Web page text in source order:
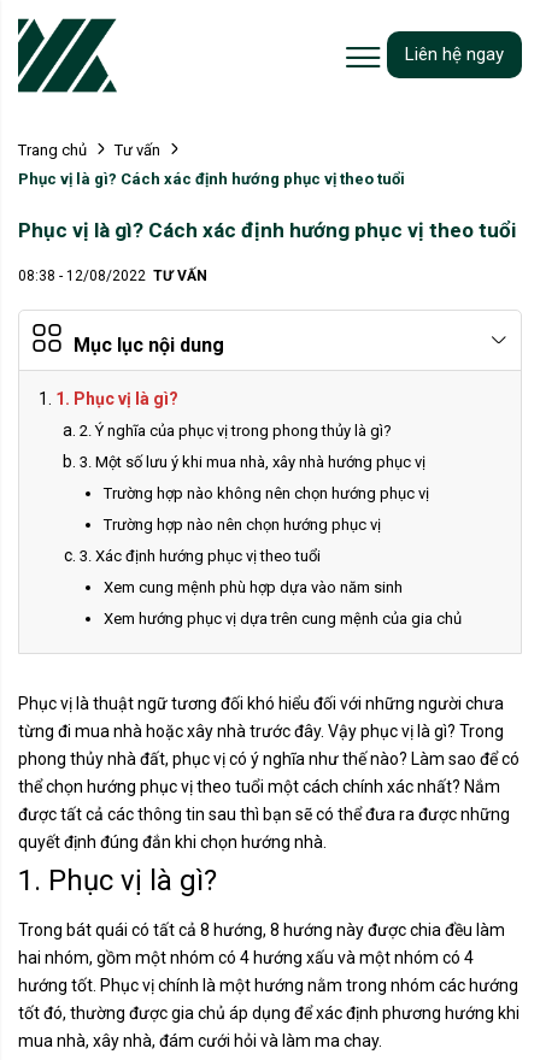
Liên hệ ngay
Trang chủ
Tư vấn
Phục vị là gì? Cách xác định hướng phục vị theo tuổi
Phục vị là gì? Cách xác định hướng phục vị theo tuổi
08:38 - 12/08/2022 TƯ VẤN
Mục lục nội dung
1. Phục vị là gì?
2. Ý nghĩa của phục vị trong phong thủy là gì?
3. Một số lưu ý khi mua nhà, xây nhà hướng phục vị
Trường hợp nào không nên chọn hướng phục vị
Trường hợp nào nên chọn hướng phục vị
3. Xác định hướng phục vị theo tuổi
Xem cung mệnh phù hợp dựa vào năm sinh
Xem hướng phục vị dựa trên cung mệnh của gia chủ
Phục vị là thuật ngữ tương đối khó hiểu đối với những người chưa
từng đi mua nhà hoặc xây nhà trước đây. Vậy phục vị là gì? Trong
phong thủy nhà đất, phục vị có ý nghĩa như thế nào? Làm sao để có
thể chọn hướng phục vị theo tuổi một cách chính xác nhất? Nắm
được tất cả các thông tin sau thì bạn sẽ có thể đưa ra được những
quyết định đúng đắn khi chọn hướng nhà.
1. Phục vị là gì?
Trong bát quái có tất cả 8 hướng, 8 hướng này được chia đều làm
hai nhóm, gồm một nhóm có 4 hướng xấu và một nhóm có 4
hướng tốt. Phục vị chính là một hướng nằm trong nhóm các hướng
tốt đó, thường được gia chủ áp dụng để xác định phương hướng khi
mua nhà, xây nhà, đám cưới hỏi và làm ma chay.